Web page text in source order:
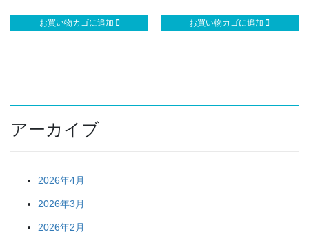
お買い物カゴに追加 お買い物カゴに追加
アーカイブ
2026年4月
2026年3月
2026年2月